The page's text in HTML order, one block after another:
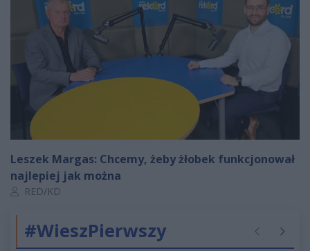
Leszek Margas: Chcemy, żeby żłobek funkcjonował
najlepiej jak można
Autor artykułu:
RED/KD
#WieszPierwszy Poprzednie